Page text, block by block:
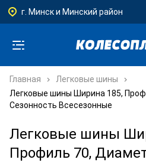
г. Минск и Минский район
Главная
Легковые шины
Легковые шины Ширина 185,
Сезонность Всесезонные
Легковые шины
Профиль 70,